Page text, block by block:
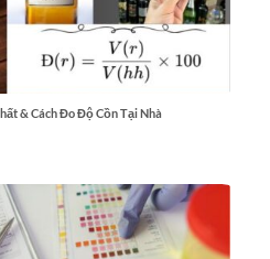
& Cách Đo Độ Cồn Tại Nhà